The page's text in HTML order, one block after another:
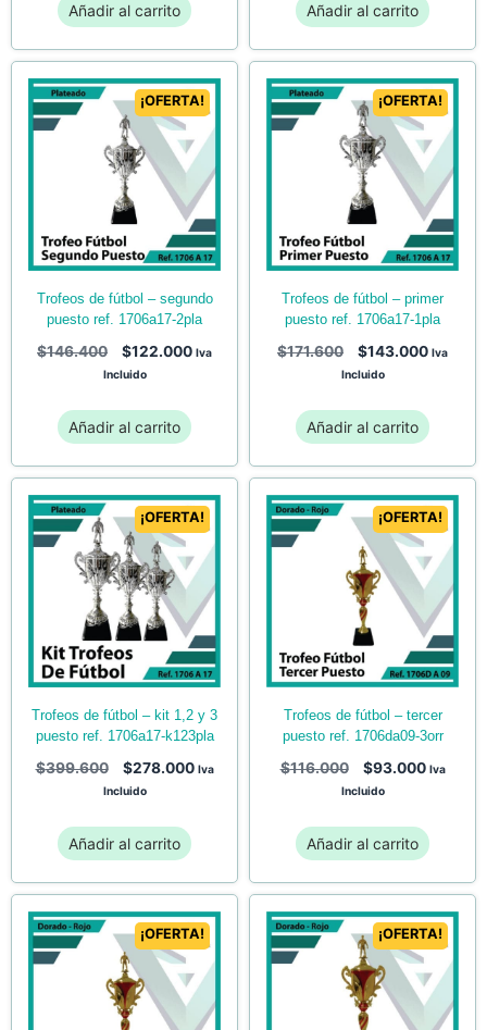
Añadir al carrito Añadir al carrito
¡OFERTA!
trofeos de fútbol – segundo
puesto ref. 1706a17-2pla
$146.400 $122.000 Iva
Incluido
Añadir al carrito
¡OFERTA!
trofeos de fútbol – primer
puesto ref. 1706a17-1pla
$171.600 $143.000 Iva
Incluido
Añadir al carrito
¡OFERTA!
trofeos de fútbol – kit 1,2 y 3
puesto ref. 1706a17-k123pla
$399.600 $278.000 Iva
Incluido
Añadir al carrito
¡OFERTA!
trofeos de fútbol – tercer
puesto ref. 1706da09-3orr
$116.000 $93.000 Iva
Incluido
Añadir al carrito
¡OFERTA! ¡OFERTA!